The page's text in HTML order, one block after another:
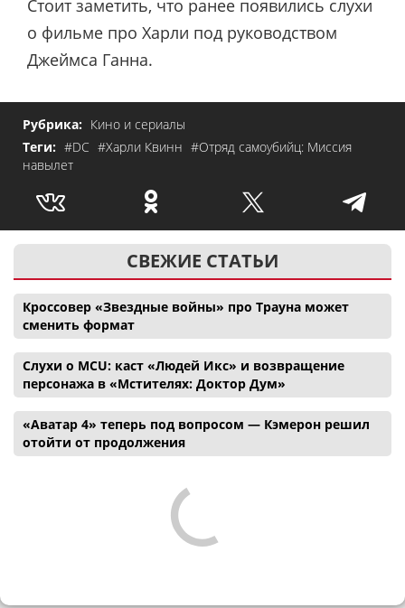
Стоит заметить, что ранее появились слухи
о фильме про Харли под руководством
Джеймса Ганна.
Рубрика: Кино и сериалы
Теги: #DC #Харли Квинн #Отряд самоубийц: Миссия
навылет
СВЕЖИЕ СТАТЬИ
Кроссовер «Звездные войны» про Трауна может
сменить формат
Слухи о MCU: каст «Людей Икс» и возвращение
персонажа в «Мстителях: Доктор Дум»
«Аватар 4» теперь под вопросом — Кэмерон решил
отойти от продолжения